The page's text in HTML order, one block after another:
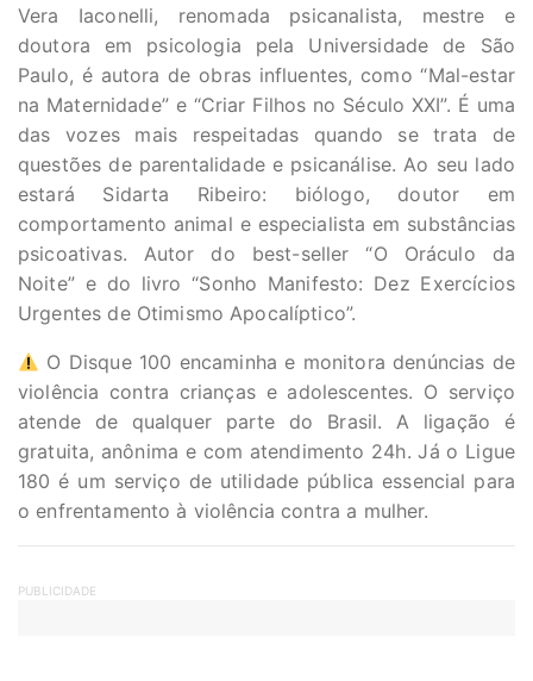
Vera Iaconelli, renomada psicanalista, mestre e
doutora em psicologia pela Universidade de São
Paulo, é autora de obras influentes, como “Mal-estar
na Maternidade” e “Criar Filhos no Século XXI”. É uma
das vozes mais respeitadas quando se trata de
questões de parentalidade e psicanálise. Ao seu lado
estará Sidarta Ribeiro: biólogo, doutor em
comportamento animal e especialista em substâncias
psicoativas. Autor do best-seller “O Oráculo da
Noite” e do livro “Sonho Manifesto: Dez Exercícios
Urgentes de Otimismo Apocalíptico”.
O Disque 100 encaminha e monitora denúncias de
violência contra crianças e adolescentes. O serviço
atende de qualquer parte do Brasil. A ligação é
gratuita, anônima e com atendimento 24h. Já o Ligue
180 é um serviço de utilidade pública essencial para
o enfrentamento à violência contra a mulher.
PUBLICIDADE